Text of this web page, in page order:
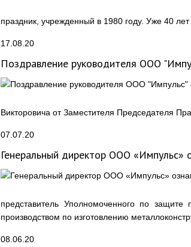
праздник, учрежденный в 1980 году. Уже 40
17.08.20
Поздравление руководителя ООО
Викторовича от Заместителя Председателя
07.07.20
Генеральный директор ООО
представитель Уполномоченного по
производством по изготовлению
08.06.20